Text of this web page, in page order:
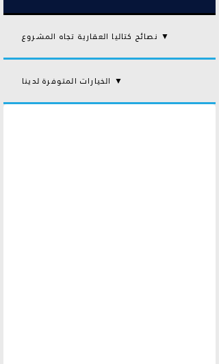
نصائح كتاليا العقارية تجاه المشروع ▼
الخيارات المتوفرة لدينا ▼